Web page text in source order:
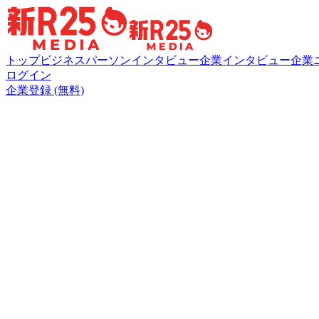
トップビジネスパーソンインタビュー企業インタビュー企業
ログイン
企業登録 (無料)